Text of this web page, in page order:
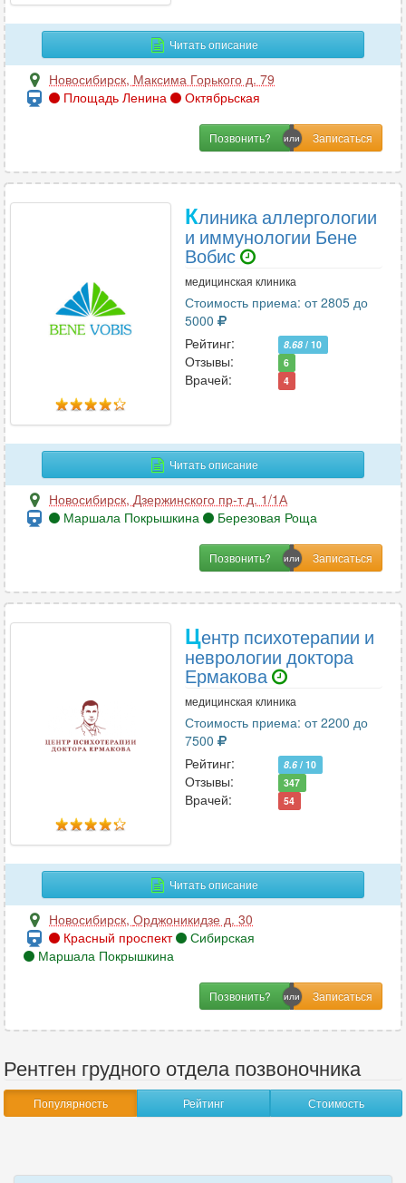
Читать описание
Новосибирск, Максима Горького д. 79
Площадь Ленина
Октябрьская
Позвонить?
Клиника аллергологии
и иммунологии Бене
Вобис
медицинская клиника
Стоимость приема: от 2805 до
5000
Рейтинг:
8.68 / 10
Отзывы: 6
Врачей: 4
Читать описание
Новосибирск, Дзержинского пр-т д. 1/1А
Маршала Покрышкина
Березовая Роща
Позвонить?
Центр психотерапии и
неврологии доктора
Ермакова
медицинская клиника
Стоимость приема: от 2200 до
7500
Рейтинг:
8.6 / 10
Отзывы: 347
Врачей: 54
Читать описание
Новосибирск, Орджоникидзе д. 30
Красный проспект
Сибирская
Маршала Покрышкина
Позвонить?
Рентген грудного отдела позвоночника
Популярность Рейтинг Стоимость